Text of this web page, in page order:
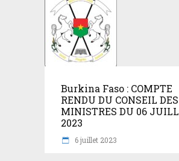
Burkina Faso : COMPTE
RENDU DU CONSEIL DES
MINISTRES DU 06
2023
6 juillet 2023